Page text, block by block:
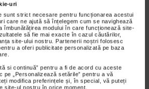
uri
sunt strict necesare pentru funcționarea acestui
care ne ajută să înțelegem cum se navighează
îmbunătățirea modului în care funcționează site-
să fie mai exacte în cazul căutărilor,
site-ului nostru. Partenerii noștri folosesc
a oferi publicitate personalizată pe baza
si continuă” pentru a fi de acord cu aceste
pe „Personalizează setările” pentru a vă
modifica preferințele și, în special, vă puteți
site-ul nostru în orice moment.